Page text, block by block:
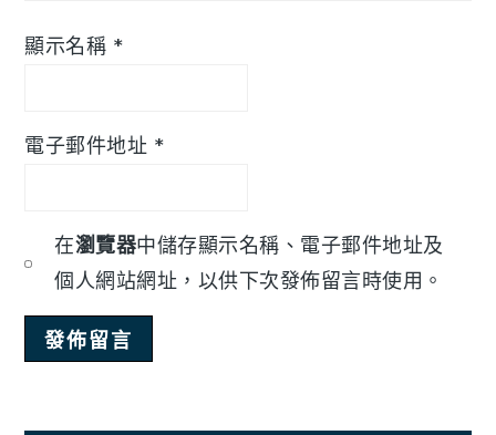
顯示名稱 *
電子郵件地址 *
在瀏覽器中儲存顯示名稱、電子郵件地址及
個人網站網址，以供下次發佈留言時使用。